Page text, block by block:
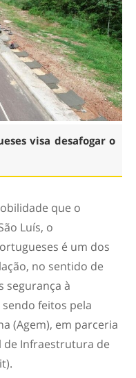
visa desafogar o
que o
Luís, o
é um dos
no sentido de
segurança à
feitos pela
(Agem), em parceria
de Infraestrutura de